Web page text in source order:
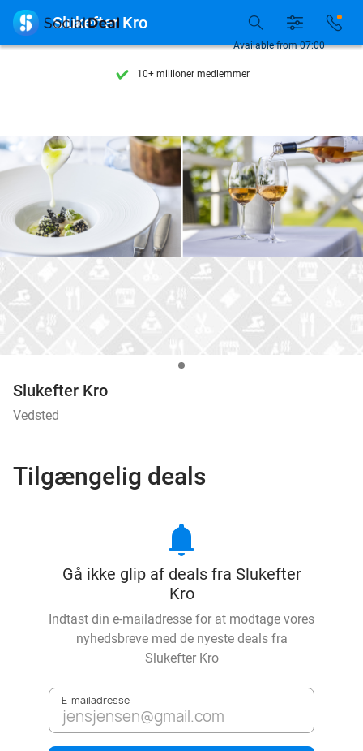
Tilgængelig 7 dage om ugen
10+ millioner medlemmer
Tilgængelig 7 dage om ugen
10+ millioner medlemmer
Available from 07:00
 Slukefter Kro
Slukefter Kro
Vedsted
Tilgængelig deals
notifications
Gå ikke glip af deals fra Slukefter
Kro
Indtast din e-mailadresse for at modtage vores
nyhedsbreve med de nyeste deals fra
Slukefter Kro
E-mailadresse